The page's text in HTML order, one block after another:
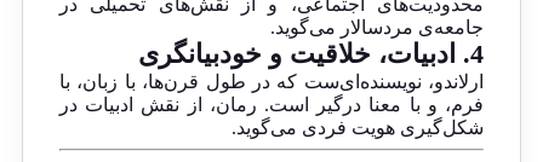
جامعه‌ی مردسالار می‌گوید.
4. ادبیات، خلاقیت و خودبیانگری
ارلاندو، نویسنده‌ای‌ست که در طول قرن‌ها، با زبان، با
فرم، و با معنا درگیر است. رمان، از نقش ادبیات در
شکل‌گیری هویت فردی می‌گوید.